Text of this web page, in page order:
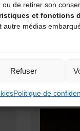
de retirer son
et fonctions
autre médias
Refuser
Politique de
stages
de